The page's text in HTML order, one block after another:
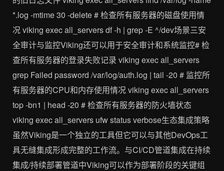
*.log -mtime 30 -delete # 检查所有服务器的磁盘使用情
况 viking exec all_servers df -h | grep -E ^/dev场景三安
全审计与监控Viking还可以用于安全审计和系统监控# 检
查所有服务器的登录失败记录 viking exec all_servers
grep Failed password /var/log/auth.log | tail -20 # 监控所
有服务器的CPU和内存使用情况 viking exec all_servers
top -bn1 | head -20 # 检查所有服务器的防火墙状态
viking exec all_servers ufw status verbose生态集成策略
虽然Viking是一个独立的工具但它可以与其他DevOps工
具无缝集成形成完整的工作流。与CI/CD管道集成在持续
集成/持续部署管道中Viking可以作为部署阶段的关键组